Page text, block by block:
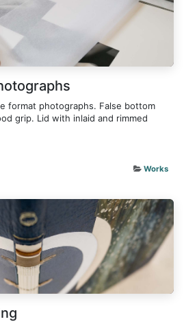
format photographs. False bottom
grip. Lid with inlaid and rimmed
Works